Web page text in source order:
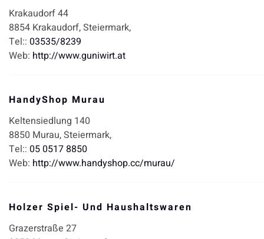
Krakaudorf 44
8854 Krakaudorf,Steiermark,
Tel:: 03535/8239
Web: http://www.guniwirt.at
HandyShop Murau
Keltensiedlung 140
8850 Murau,Steiermark,
Tel:: 05 0517 8850
Web: http://www.handyshop.cc/murau/
Holzer Spiel- Und Haushaltswaren
Grazerstraße 27